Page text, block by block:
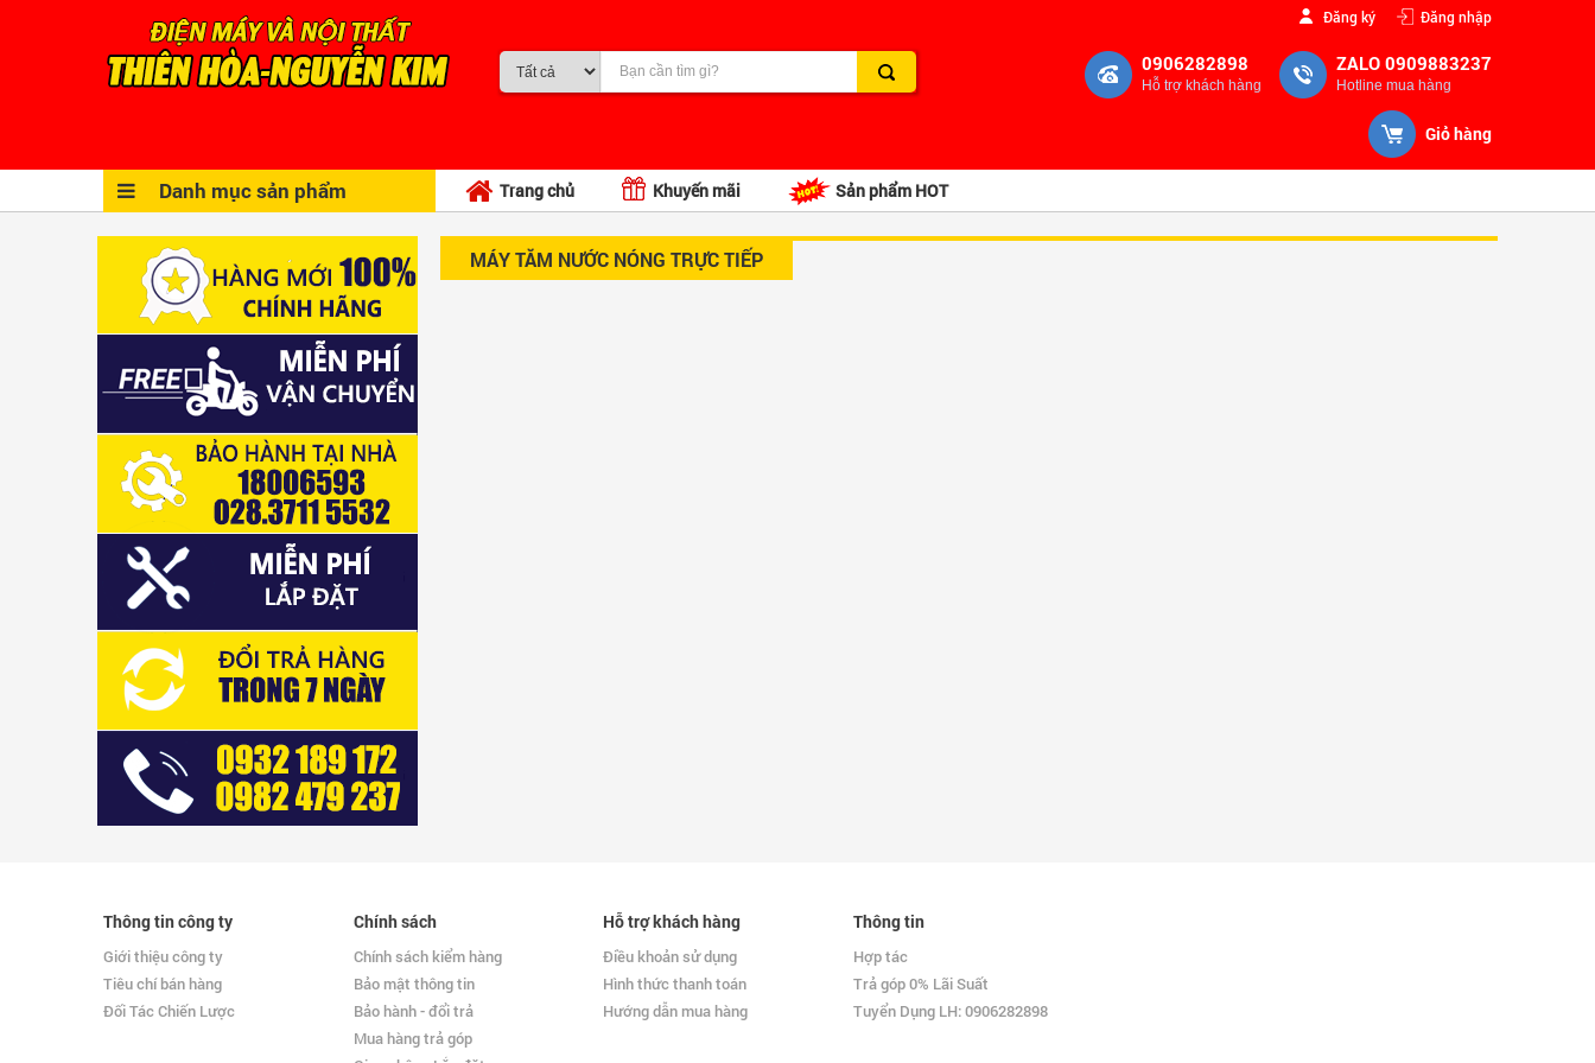
Đăng ký Đăng nhập
ZALO 0909883237
Hotline mua hàng
0906282898
Hỗ trợ khách hàng
Giỏ hàng
Danh mục sản phẩm Trang chủ Khuyến mãi Sản phẩm HOT
MÁY TĂM NƯỚC NÓNG TRỰC TIẾP
Thông tin công ty
Giới thiệu công ty
Tiêu chí bán hàng
Đối Tác Chiến Lược
Chính sách
Chính sách kiểm hàng
Bảo mật thông tin
Bảo hành - đổi trả
Mua hàng trả góp
Hỗ trợ khách hàng
Điều khoản sử dụng
Hình thức thanh toán
Hướng dẫn mua hàng
Thông tin
Hợp tác
Trả góp 0% Lãi Suất
Tuyển Dụng LH: 0906282898